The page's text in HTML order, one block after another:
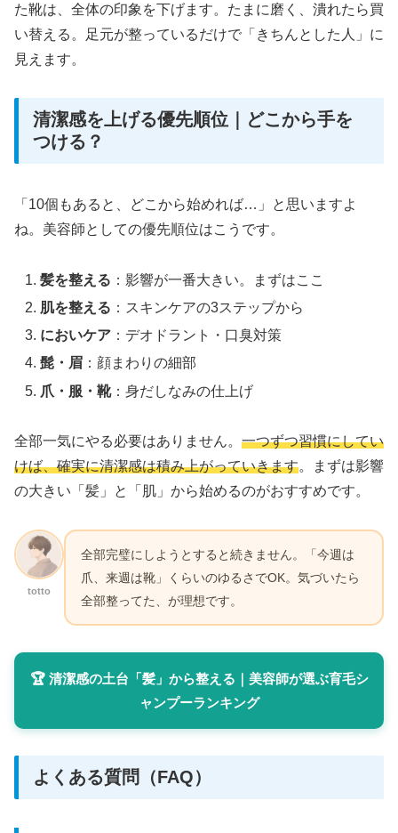
た靴は、全体の印象を下げます。たまに磨く、潰れたら買
い替える。足元が整っているだけで「きちんとした人」に
見えます。
清潔感を上げる優先順位｜どこから手を
つける？
「10個もあると、どこから始めれば…」と思いますよ
ね。美容師としての優先順位はこうです。
髪を整える ：影響が一番大きい。まずはここ
肌を整える ：スキンケアの3ステップから
においケア ：デオドラント・口臭対策
髭・眉 ：顔まわりの細部
爪・服・靴：身だしなみの仕上げ
全部一気にやる必要はありません。 一つずつ習慣にしてい
けば、確実に清潔感は積み上がっていきます。まずは影響
の大きい「髪」と「肌」から始めるのがおすすめです。
totto
全部完璧にしようとすると続きません。「今週は
爪、来週は靴」くらいのゆるさでOK。気づいたら
全部整ってた、が理想です。
🏆 清潔感の土台「髪」から整える｜美容師が選ぶ育毛シ
ャンプーランキング
よくある質問（FAQ）